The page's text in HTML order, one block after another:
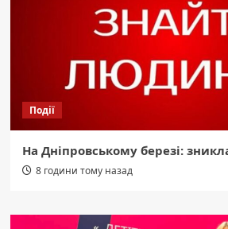
Події
На Дніпровському березі:
8 години тому назад